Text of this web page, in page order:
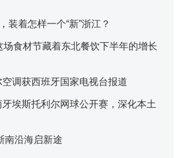
装着怎样一个“新”浙江？
食材节藏着东北餐饮下半年的增长
调获西班牙国家电视台报道
埃斯托利尔网球公开赛，深化本土
南沿海启新途